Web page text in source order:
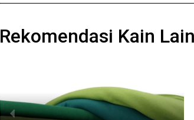
Rekomendasi Kain
Previous